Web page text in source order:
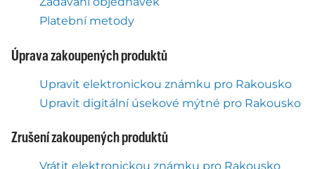
Platební metody
Úprava zakoupených produktů
Upravit elektronickou známku pro Rakousko
Upravit digitální úsekové mýtné pro Rakousko
Zrušení zakoupených produktů
Vrátit elektronickou známku pro Rakousko